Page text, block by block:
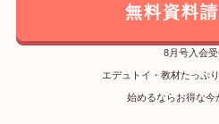
無料資料
8月号入会
エデュトイ・教材たっぷ
始めるならお得な今